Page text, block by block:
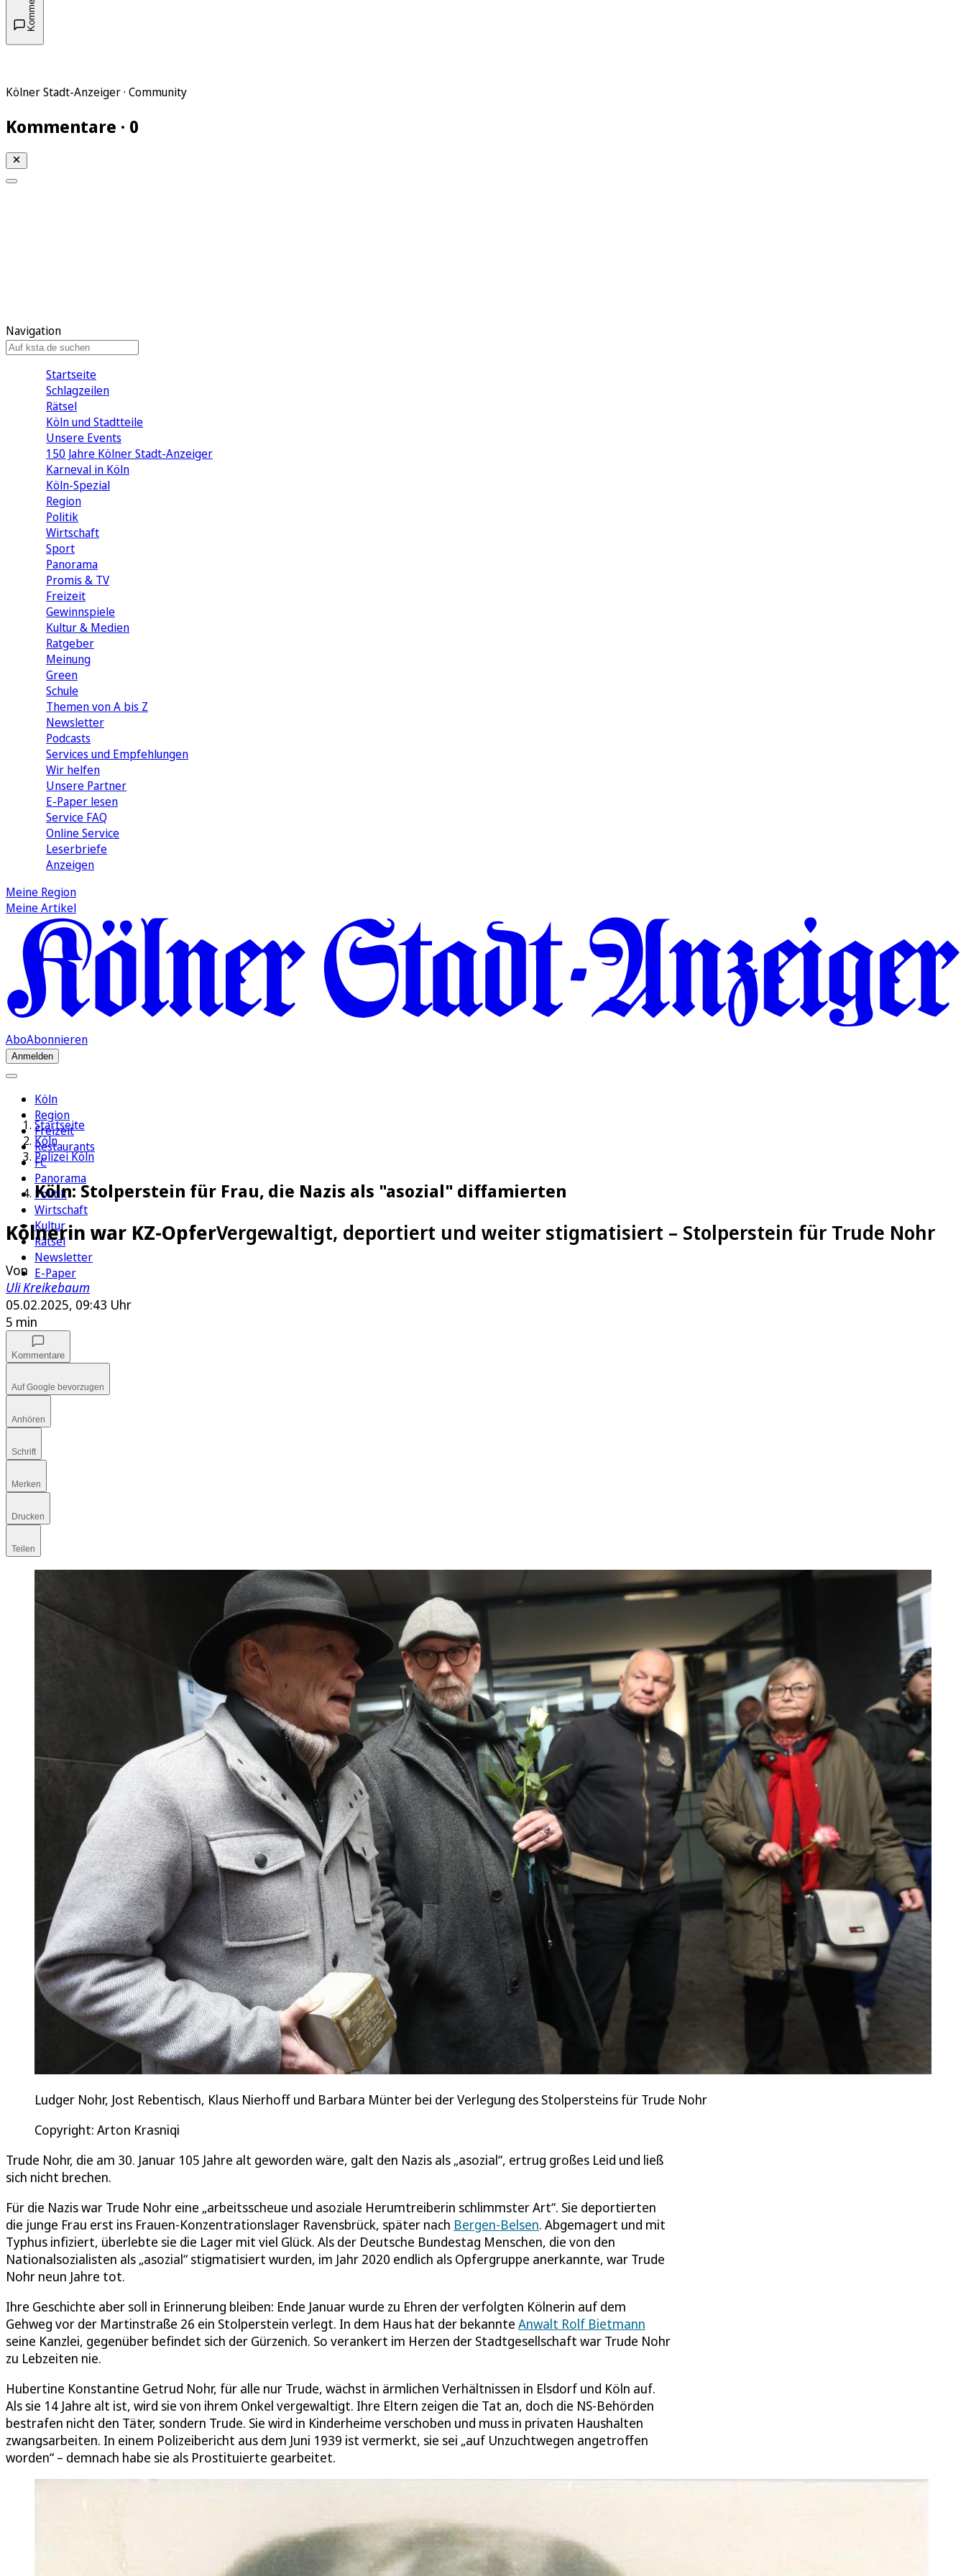
Kölner Stadt-Anzeiger · Community
Kommentare · 0
Navigation
Startseite
Schlagzeilen
Rätsel
Köln und Stadtteile
Unsere Events
150 Jahre Kölner Stadt-Anzeiger
Karneval in Köln
Köln-Spezial
Region
Politik
Wirtschaft
Sport
Panorama
Promis & TV
Freizeit
Gewinnspiele
Kultur & Medien
Ratgeber
Meinung
Green
Schule
Themen von A bis Z
Newsletter
Podcasts
Services und Empfehlungen
Wir helfen
Unsere Partner
E-Paper lesen
Service FAQ
Online Service
Leserbriefe
Anzeigen
Meine Region
Meine Artikel
AboAbonnieren
Anmelden
Köln
Region
Freizeit
Restaurants
FC
Panorama
Politik
Wirtschaft
Kultur
Rätsel
Newsletter
E-Paper
Startseite
Köln
Polizei Köln
Köln: Stolperstein für Frau, die Nazis als "asozial" diffamierten
Kölnerin war KZ-OpferVergewaltigt, deportiert und weiter stigmatisiert – Stolperstein für Trude Nohr
Von
Uli Kreikebaum
05.02.2025, 09:43 Uhr
5 min
Kommentare
Auf Google bevorzugen
Anhören
Schrift
Merken
Drucken
Teilen
Ludger Nohr, Jost Rebentisch, Klaus Nierhoff und Barbara Münter bei der Verlegung des Stolpersteins für Trude Nohr
Copyright: Arton Krasniqi
Trude Nohr, die am 30. Januar 105 Jahre alt geworden wäre, galt den Nazis als „asozial“, ertrug großes Leid und ließ
sich nicht brechen.
Für die Nazis war Trude Nohr eine „arbeitsscheue und asoziale Herumtreiberin schlimmster Art“. Sie deportierten
die junge Frau erst ins Frauen-Konzentrationslager Ravensbrück, später nach Bergen-Belsen. Abgemagert und mit
Typhus infiziert, überlebte sie die Lager mit viel Glück. Als der Deutsche Bundestag Menschen, die von den
Nationalsozialisten als „asozial“ stigmatisiert wurden, im Jahr 2020 endlich als Opfergruppe anerkannte, war Trude
Nohr neun Jahre tot.
Ihre Geschichte aber soll in Erinnerung bleiben: Ende Januar wurde zu Ehren der verfolgten Kölnerin auf dem
Gehweg vor der Martinstraße 26 ein Stolperstein verlegt. In dem Haus hat der bekannte Anwalt Rolf Bietmann
seine Kanzlei, gegenüber befindet sich der Gürzenich. So verankert im Herzen der Stadtgesellschaft war Trude Nohr
zu Lebzeiten nie.
Hubertine Konstantine Getrud Nohr, für alle nur Trude, wächst in ärmlichen Verhältnissen in Elsdorf und Köln auf.
Als sie 14 Jahre alt ist, wird sie von ihrem Onkel vergewaltigt. Ihre Eltern zeigen die Tat an, doch die NS-Behörden
bestrafen nicht den Täter, sondern Trude. Sie wird in Kinderheime verschoben und muss in privaten Haushalten
zwangsarbeiten. In einem Polizeibericht aus dem Juni 1939 ist vermerkt, sie sei „auf Unzuchtwegen angetroffen
worden“ – demnach habe sie als Prostituierte gearbeitet.